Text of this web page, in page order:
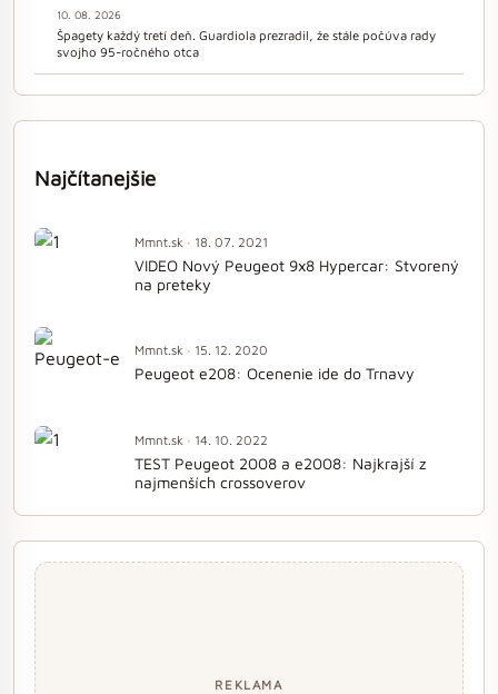
10. 08. 2026
Špagety každý tretí deň. Guardiola prezradil, že stále počúva rady
svojho 95-ročného otca
Najčítanejšie
Mmnt.sk · 18. 07. 2021
VIDEO Nový Peugeot 9x8 Hypercar: Stvorený
na preteky
Mmnt.sk · 15. 12. 2020
Peugeot e208: Ocenenie ide do Trnavy
Mmnt.sk · 14. 10. 2022
TEST Peugeot 2008 a e2008: Najkrajší z
najmenších crossoverov
REKLAMA